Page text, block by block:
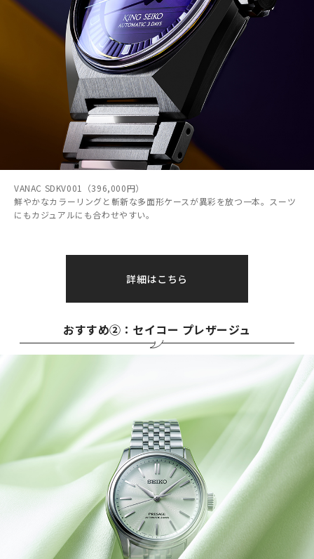
VANAC SDKV001（396,000円）
鮮やかなカラーリングと斬新な多面形ケースが異彩を放つ一本。スーツ
にもカジュアルにも合わせやすい。
詳細はこちら
おすすめ②：セイコー プレザージュ